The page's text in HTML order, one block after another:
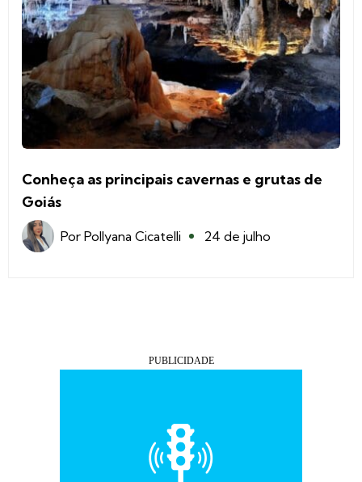
Conheça as principais cavernas e grutas de
Goiás
Por Pollyana Cicatelli 24 de julho